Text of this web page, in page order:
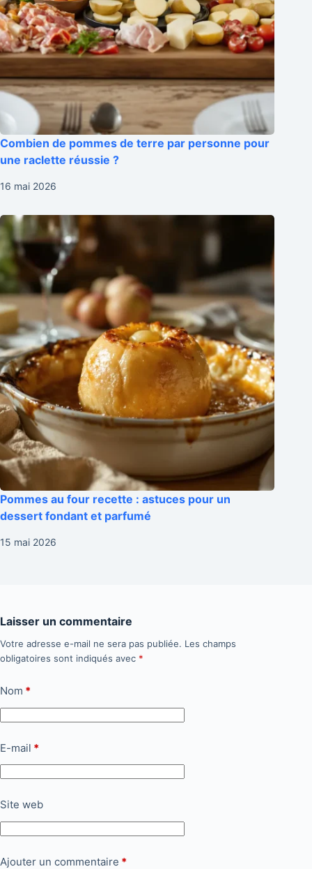
Combien de pommes de terre par personne pour
une raclette réussie ?
16 mai 2026
Pommes au four recette : astuces pour un
dessert fondant et parfumé
15 mai 2026
Laisser un commentaire
Votre adresse e-mail ne sera pas publiée. Les champs
obligatoires sont indiqués avec *
Nom *
E-mail *
Site web
Ajouter un commentaire *